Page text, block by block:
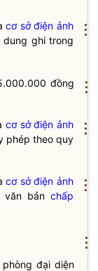
cơ sở điện ảnh
dung ghi trong
đồng
cơ sở điện ảnh
phép theo quy
cơ sở điện ảnh
văn bản chấp
đại diện
⋮
⋮
⋮
⋮
⋮